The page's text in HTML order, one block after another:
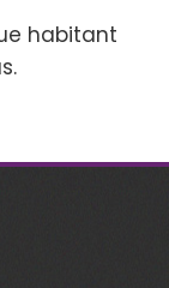
habitant